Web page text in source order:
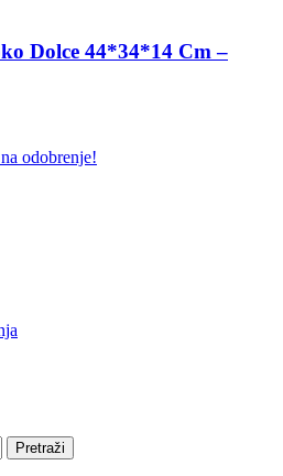
Dolce 44*34*14 Cm –
odobrenje!
Pretraži